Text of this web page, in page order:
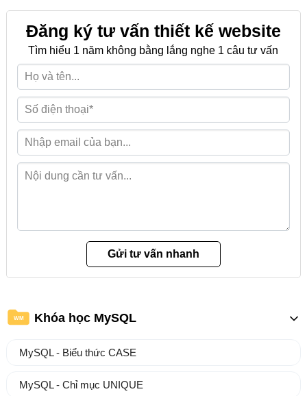
Đăng ký tư vấn thiết kế website
Tìm hiểu 1 năm không bằng lắng nghe 1 câu tư vấn
WM Khóa học MySQL
MySQL - Biểu thức CASE
MySQL - Chỉ mục UNIQUE